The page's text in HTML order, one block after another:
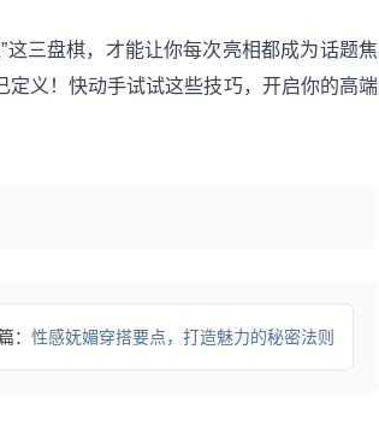
三盘棋，才能让你每次亮相都成为话题焦
义！快动手试试这些技巧，开启你的高端
： 性感妩媚穿搭要点，打造魅力的秘密法则